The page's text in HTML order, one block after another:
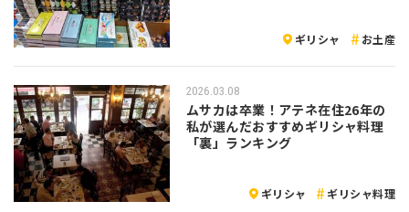
ギリシャ お土産
2026.03.08
ムサカは卒業！アテネ在住26年の
私が選んだおすすめギリシャ料理
「裏」ランキング
ギリシャ ギリシャ料理